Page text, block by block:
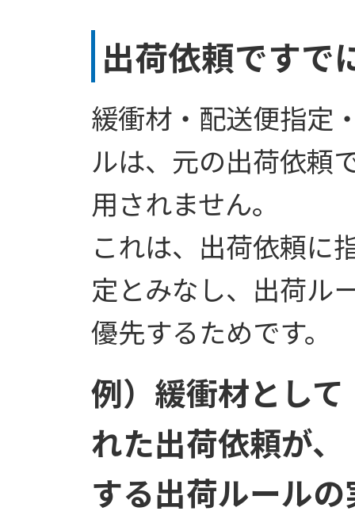
出荷依頼ですで
緩衝材・配送便指定
ルは、元の出荷依頼
用されません。
これは、出荷依頼に
定とみなし、出荷ル
優先するためです。
例）緩衝材とし
れた出荷依頼が
する出荷ルール